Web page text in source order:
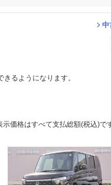
中
るようになります。
価格はすべて支払総額(税込)で